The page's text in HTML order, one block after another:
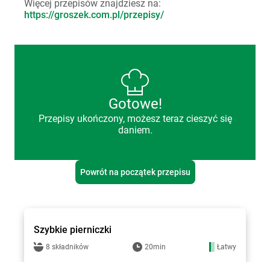
Więcej przepisów znajdziesz na:
https://groszek.com.pl/przepisy/
Gotowe!
Przepisy ukończony, możesz teraz cieszyć się
daniem.
Powrót na początek przepisu
Szybkie pierniczki
8 składników 20min Łatwy